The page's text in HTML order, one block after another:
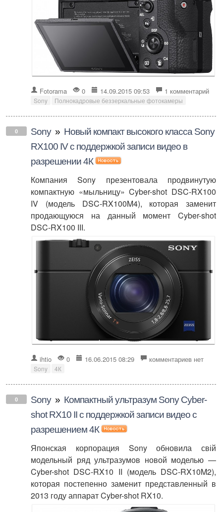
Fotorama 0 14.09.2015 09:53 1 комментарий
Sony Полнокадровые беззеркальные фотокамеры
0 Sony » Новый компакт высокого класса Sony
RX100 IV с поддержкой записи видео в
разрешении 4К
Компания Sony презентовала продвинутую
компактную «мыльницу» Cyber-shot DSC-RX100
IV (модель DSC-RX100M4), которая заменит
продающуюся на данный момент Cyber-shot
DSC-RX100 III.
ihtio 0 16.06.2015 08:29 комментариев нет
Sony 4К
0 Sony » Компактный ультразум Sony Cyber-
shot RX10 II с поддержкой записи видео с
разрешением 4К
Японская корпорация Sony обновила свій
модельный ряд ультразумов новой моделью —
Cyber-shot DSC-RX10 II (модель DSC-RX10M2),
которая постепенно заменит представленный в
2013 году аппарат Cyber-shot RX10.